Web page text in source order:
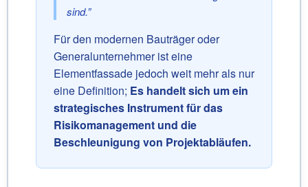
sind.”
Für den modernen Bauträger oder
Generalunternehmer ist eine
Elementfassade jedoch weit mehr als nur
eine Definition; Es handelt sich um ein
strategisches Instrument für das
Risikomanagement und die
Beschleunigung von Projektabläufen.